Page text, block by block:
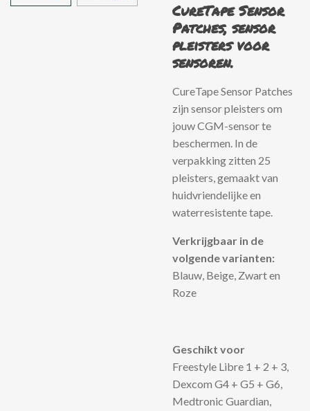
CureTape Sensor
Patches, sensor
pleisters voor
sensoren.
CureTape Sensor Patches
zijn sensor pleisters om
jouw CGM-sensor te
beschermen. In de
verpakking zitten 25
pleisters, gemaakt van
huidvriendelijke en
waterresistente tape.
Verkrijgbaar in de
volgende varianten:
Blauw, Beige, Zwart en
Roze
Geschikt voor
Freestyle Libre 1 + 2 + 3,
Dexcom G4 + G5 + G6,
Medtronic Guardian,